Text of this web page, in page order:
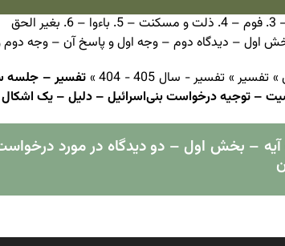
» تفسیر» تفسیر - سال 405 - 404 »
– توجیه درخواست بنی‌اسرائیل – دلیل – یک
بخش‌های مختلف آیه – بخش اول – دو دیدگاه در